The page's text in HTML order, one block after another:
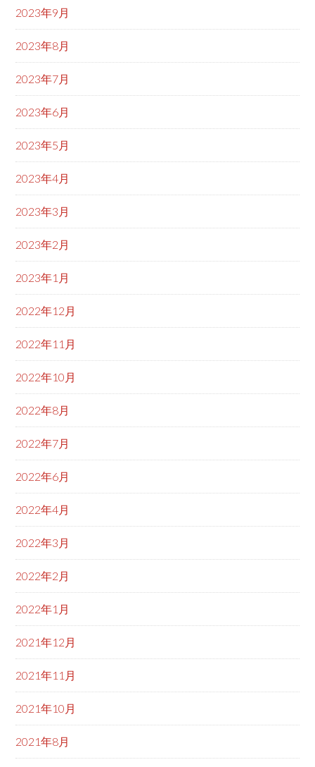
2023年9月
2023年8月
2023年7月
2023年6月
2023年5月
2023年4月
2023年3月
2023年2月
2023年1月
2022年12月
2022年11月
2022年10月
2022年8月
2022年7月
2022年6月
2022年4月
2022年3月
2022年2月
2022年1月
2021年12月
2021年11月
2021年10月
2021年8月